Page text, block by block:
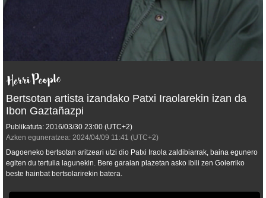
Bertsotan artista izandako Patxi Iraolarekin izan da
Ibon Gaztañazpi
Publikatuta: 2016/03/30 23:00 (UTC+2)
Azken eguneratzea: 2024/04/09 11:41 (UTC+2)
Dagoeneko bertsotan aritzeari utzi dio Patxi Iraola zaldibiarrak, baina egunero
egiten du tertulia lagunekin. Bere garaian plazetan asko ibili zen Goierriko
beste hainbat bertsolarirekin batera.